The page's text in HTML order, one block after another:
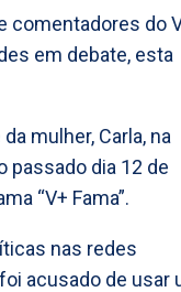
comentadores do
em debate, esta
mulher, Carla, na
passado dia 12 de
“V+ Fama”.
nas redes
acusado de usar